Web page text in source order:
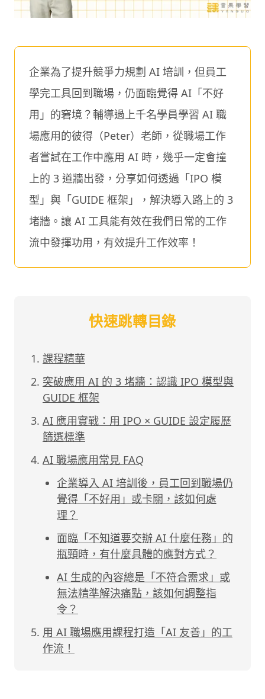
企業為了提升競爭力規劃 AI 培訓，但員工
學完工具回到職場，仍面臨覺得 AI「不好
用」的窘境？輔導過上千名學員學習 AI 職
場應用的彼得（Peter）老師，從職場工作
者嘗試在工作中應用 AI 時，幾乎一定會撞
上的 3 道牆出發，分享如何透過「IPO 模
型」與「GUIDE 框架」，解決導入路上的 3
堵牆。讓 AI 工具能有效在我們日常的工作
流中發揮功用，有效提升工作效率！
快速跳轉目錄
課程精華
突破應用 AI 的 3 堵牆：認識 IPO 模型與
GUIDE 框架
AI 應用實戰：用 IPO × GUIDE 設定履歷
篩選標準
AI 職場應用常見 FAQ
企業導入 AI 培訓後，員工回到職場仍
覺得「不好用」或卡關，該如何處
理？
面臨「不知道要交辦 AI 什麼任務」的
瓶頸時，有什麼具體的應對方式？
AI 生成的內容總是「不符合需求」或
無法精準解決痛點，該如何調整指
令？
用 AI 職場應用課程打造「AI 友善」的工
作流！